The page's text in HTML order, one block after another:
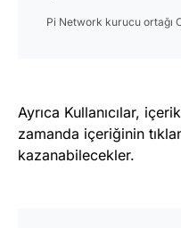
Pi Network kurucu ortağı
Ayrıca Kullanıcılar,
zamanda içeriğinin
kazanabilecekler.